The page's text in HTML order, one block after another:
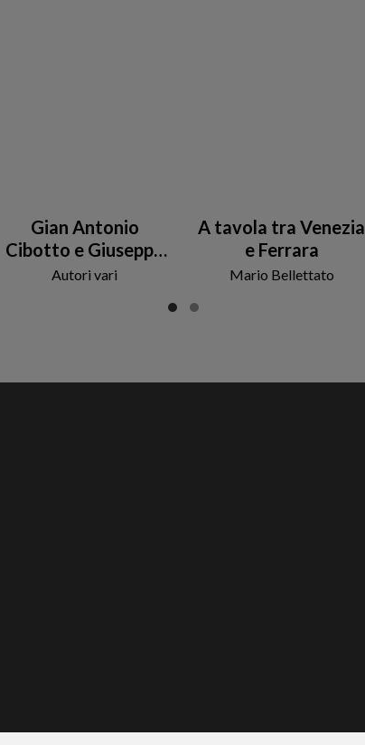
Gian Antonio
Cibotto e Giuseppe
Marchiori. Biografia
Autori vari
A tavola tra Venezia
e Ferrara
Mario Bellettato